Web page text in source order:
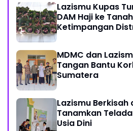
Lazismu Kupas
DAM Haji ke
Ketimpangan
MDMC dan
Tangan Bantu
Sumatera
Lazismu Berkisah
Tanamkan
Usia Dini